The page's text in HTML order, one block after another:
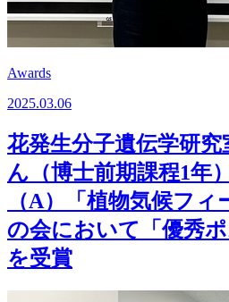
Awards
2025.03.06
花発生分子遺伝学研究
ん（博士前期課程1年
（A）「植物気候フ
の会において「優秀ポ
を受賞